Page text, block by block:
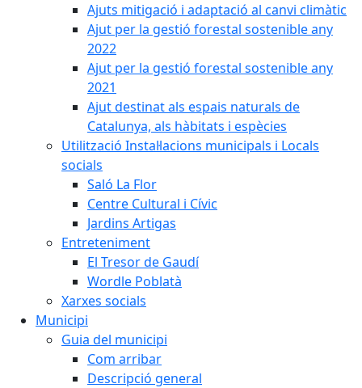
Ajuts mitigació i adaptació al canvi climàtic
Ajut per la gestió forestal sostenible any
2022
Ajut per la gestió forestal sostenible any
2021
Ajut destinat als espais naturals de
Catalunya, als hàbitats i espècies
Utilització Instal·lacions municipals i Locals
socials
Saló La Flor
Centre Cultural i Cívic
Jardins Artigas
Entreteniment
El Tresor de Gaudí
Wordle Poblatà
Xarxes socials
Municipi
Guia del municipi
Com arribar
Descripció general